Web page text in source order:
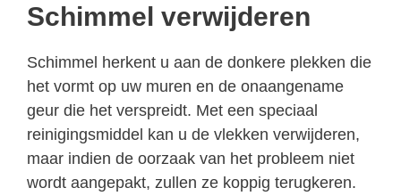
Schimmel verwijderen
Schimmel herkent u aan de donkere plekken die
het vormt op uw muren en de onaangename
geur die het verspreidt. Met een speciaal
reinigingsmiddel kan u de vlekken verwijderen,
maar indien de oorzaak van het probleem niet
wordt aangepakt, zullen ze koppig terugkeren.